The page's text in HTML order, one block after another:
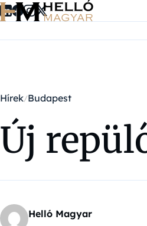
Ugrás a tartalomra
Hírek Budapest
Új
Helló Magyar